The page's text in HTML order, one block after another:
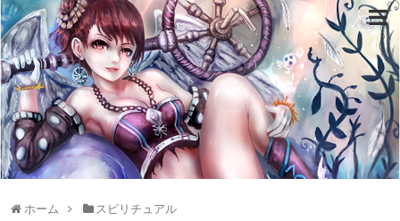
ホーム スピリチュアル